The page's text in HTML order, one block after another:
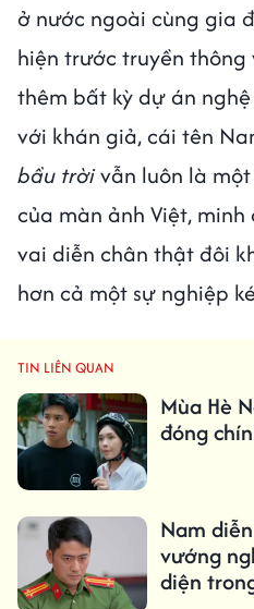
ở nước ngoài cùng gia
hiện trước truyền
thêm bất kỳ dự án
với khán giả, cái tên
bầu trờivẫn luôn là
của màn ảnh Việt,
vai diễn chân thật đôi
hơn cả một sự nghiệp
TIN LIÊN QUAN
Mùa Hè
đóng
Nam
vướng
diện